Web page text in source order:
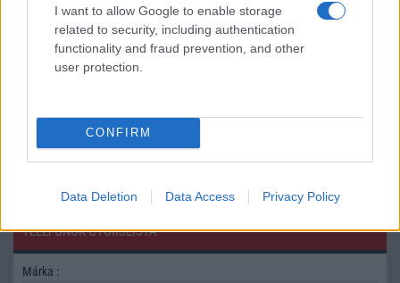
I want to allow Google to enable storage
related to security, including authentication
functionality and fraud prevention, and other
user protection.
CONFIRM
Data Deletion Data Access Privacy Policy
Mennyibe kerül
TELEFONOK GYORSLISTA
Márka :